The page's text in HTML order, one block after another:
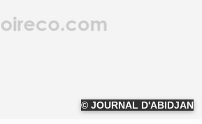
© JOURNAL D'ABIDJAN